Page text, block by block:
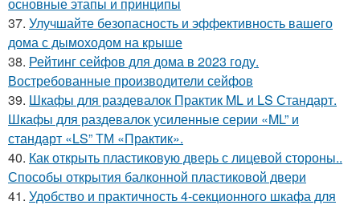
основные этапы и принципы
37. Улучшайте безопасность и эффективность вашего
дома с дымоходом на крыше
38. Рейтинг сейфов для дома в 2023 году.
Востребованные производители сейфов
39. Шкафы для раздевалок Практик ML и LS Стандарт.
Шкафы для раздевалок усиленные серии «ML” и
стандарт «LS” ТМ «Практик».
40. Как открыть пластиковую дверь с лицевой стороны..
Способы открытия балконной пластиковой двери
41. Удобство и практичность 4-секционного шкафа для